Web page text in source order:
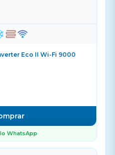
Eco II Wi-Fi 9000
WhatsApp